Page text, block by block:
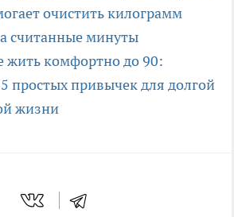
очистить килограмм
считанные минуты
жить комфортно до 90:
простых привычек для долгой
жизни